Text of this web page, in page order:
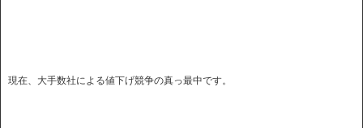
現在、大手数社による値下げ競争の真っ最中です。